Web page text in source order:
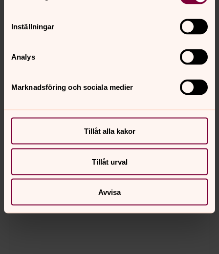
Inställningar
Analys
Marknadsföring och sociala medier
Tillåt alla kakor
Tillåt urval
Avvisa